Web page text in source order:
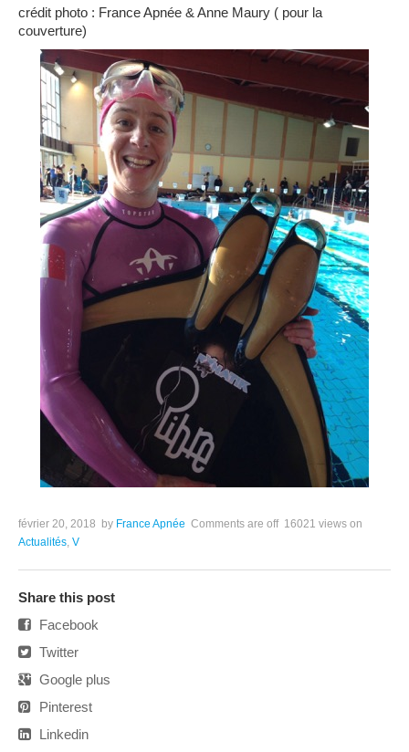
crédit photo : France Apnée & Anne Maury ( pour la
couverture)
février 20, 2018 by France Apnée Comments are off 16021 views on
Actualités V
Share this post
Facebook
Twitter
Google plus
Pinterest
Linkedin